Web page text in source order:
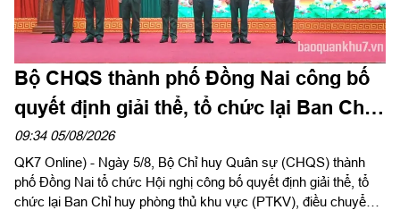
Bộ CHQS thành phố Đồng Nai công bố
quyết định giải thể, tổ chức lại Ban Chỉ
huy phòng thủ khu vực
09:34 05/08/2026
QK7 Online) - Ngày 5/8, Bộ Chỉ huy Quân sự (CHQS) thành
phố Đồng Nai tổ chức Hội nghị công bố quyết định giải thể, tổ
chức lại Ban Chỉ huy phòng thủ khu vực (PTKV), điều chuyển,